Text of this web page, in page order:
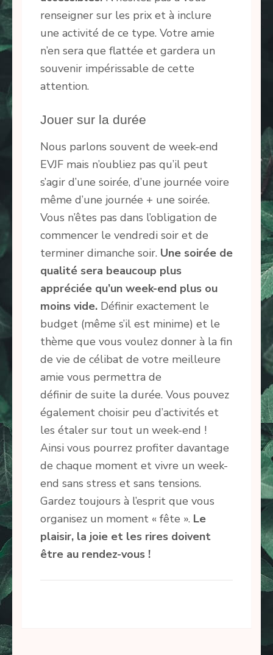
renseigner sur les prix et à inclure
une activité de ce type. Votre amie
n’en sera que flattée et gardera un
souvenir impérissable de cette
attention.
Jouer sur la durée
Nous parlons souvent de week-end
EVJF mais n’oubliez pas qu’il peut
s’agir d’une soirée, d’une journée voire
même d’une journée + une soirée.
Vous n’êtes pas dans l’obligation de
commencer le vendredi soir et de
terminer dimanche soir. Une soirée de
qualité sera beaucoup plus
appréciée qu’un week-end plus ou
moins vide. Définir exactement le
budget (même s’il est minime) et le
thème que vous voulez donner à la fin
de vie de célibat de votre meilleure
amie vous permettra de
définir de suite la durée. Vous pouvez
également choisir peu d’activités et
les étaler sur tout un week-end !
Ainsi vous pourrez profiter davantage
de chaque moment et vivre un week-
end sans stress et sans tensions.
Gardez toujours à l’esprit que vous
organisez un moment « fête ». Le
plaisir, la joie et les rires doivent
être au rendez-vous !